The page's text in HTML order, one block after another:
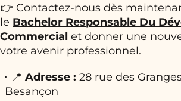
👉 Contactez-nous dès
le Bachelor Responsable Du
Commercial et donner une
votre avenir professionnel.
📍 Adresse : 28 rue des
Besançon